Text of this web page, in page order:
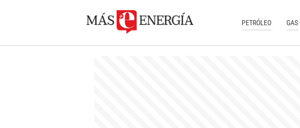
PETRÓLEO GAS